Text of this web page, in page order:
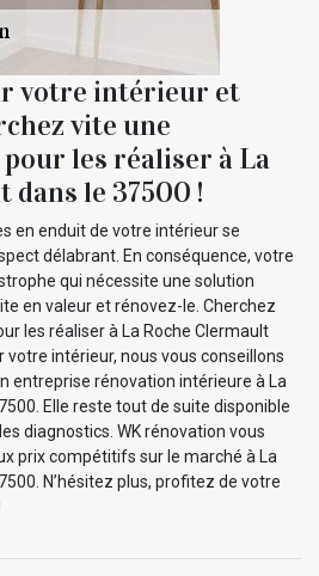
votre intérieur et
vite une
les réaliser à La
dans le 37500 !
en enduit de votre intérieur se
délabrant. En conséquence, votre
qui nécessite une solution
en valeur et rénovez-le. Cherchez
les réaliser à La Roche Clermault
votre intérieur, nous vous conseillons
entreprise rénovation intérieure à La
Elle reste tout de suite disponible
diagnostics. WK rénovation vous
prix compétitifs sur le marché à La
N’hésitez plus, profitez de votre